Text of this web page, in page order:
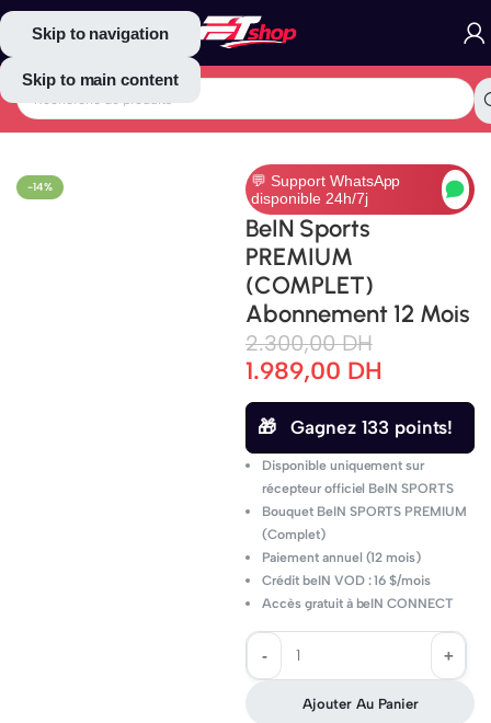
Skip to navigation
Skip to main content
Accueil/Abonnements TV/Beïn Sports
-14%
💬 Support WhatsApp
disponible 24h/7j
BeIN Sports
PREMIUM
(COMPLET)
Abonnement 12 Mois
2.300,00DH
1.989,00 DH
Gagnez 133 points!
Disponible uniquement sur
récepteur officiel BeIN SPORTS
Bouquet BeIN SPORTS PREMIUM
(Complet)
Paiement annuel (12 mois)
Crédit beIN VOD : 16 $/mois
Accès gratuit à beIN CONNECT
Ajouter Au Panier